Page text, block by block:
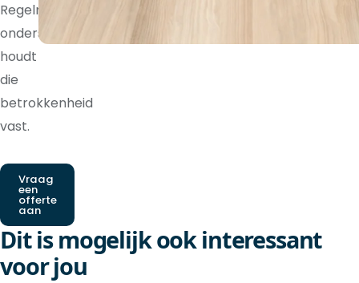
Regelmatige
ondersteuning
houdt
die
betrokkenheid
vast.
Vraag
een
offerte
aan
Dit is mogelijk ook interessant
voor jou